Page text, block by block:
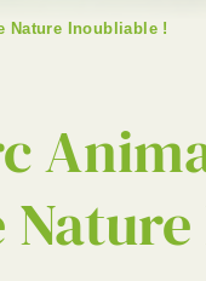
Nature Inoubliable !